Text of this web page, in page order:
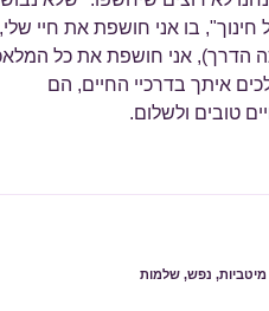
חינוך", בו אני חושפת את חיי שלי,
הדרך), אני חושפת את כל
איתך בדרכיי החיים, הם
טובים ולשלום.
מיטביות, נפש,שלמות